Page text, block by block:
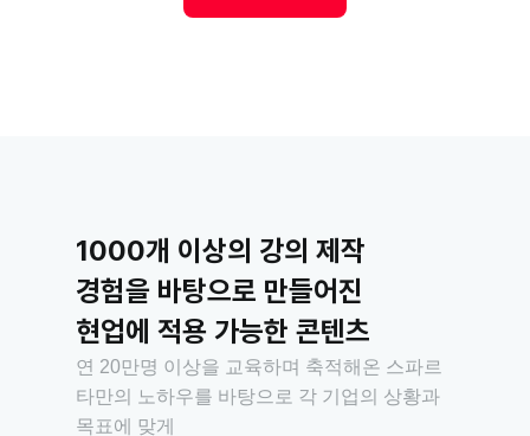
1000개 이상의 강의 제작
경험을 바탕으로 만들어진
현업에 적용 가능한 콘텐츠
연 20만명 이상을 교육하며 축적해온 스파르
타만의 노하우를 바탕으로 각 기업의 상황과
목표에 맞게